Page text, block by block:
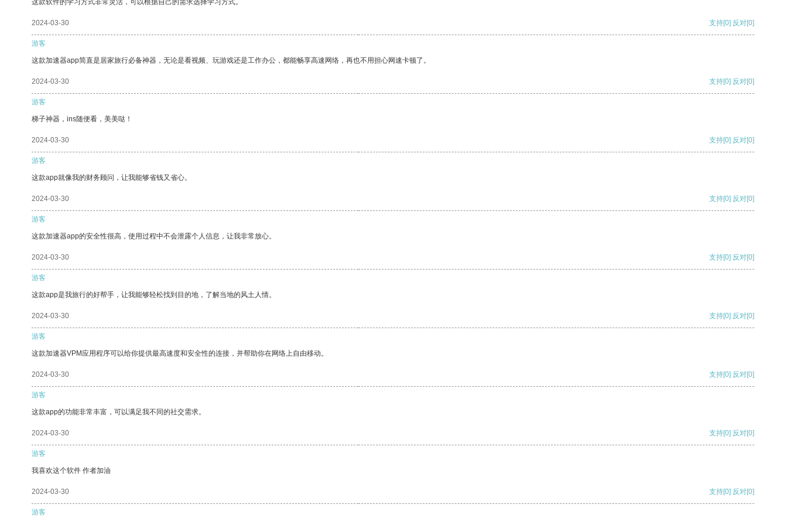
这款软件的学习方式非常灵活，可以根据自己的需求选择学习方式。
2024-03-30 支持[0] 反对[0]
游客
这款加速器app简直是居家旅行必备神器，无论是看视频、玩游戏还是工作办公，都能畅享高速网络，再也不用担心网速卡顿了。
2024-03-30 支持[0] 反对[0]
游客
梯子神器，ins随便看，美美哒！
2024-03-30 支持[0] 反对[0]
游客
这款app就像我的财务顾问，让我能够省钱又省心。
2024-03-30 支持[0] 反对[0]
游客
这款加速器app的安全性很高，使用过程中不会泄露个人信息，让我非常放心。
2024-03-30 支持[0] 反对[0]
游客
这款app是我旅行的好帮手，让我能够轻松找到目的地，了解当地的风土人情。
2024-03-30 支持[0] 反对[0]
游客
这款加速器VPM应用程序可以给你提供最高速度和安全性的连接，并帮助你在网络上自由移动。
2024-03-30 支持[0] 反对[0]
游客
这款app的功能非常丰富，可以满足我不同的社交需求。
2024-03-30 支持[0] 反对[0]
游客
我喜欢这个软件 作者加油
2024-03-30 支持[0] 反对[0]
游客